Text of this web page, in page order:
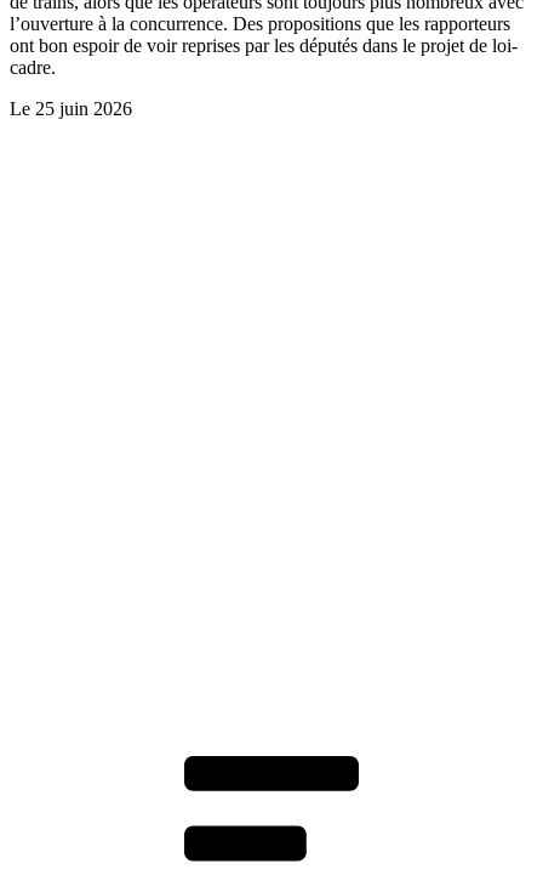
l’ouverture à la concurrence. Des propositions que les rapporteurs
ont bon espoir de voir reprises par les députés dans le projet de loi-
cadre.
Le 25 juin 2026